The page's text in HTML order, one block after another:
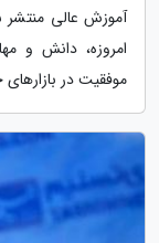
آموزش عالی
امروزه، دانش و
موفقیت در